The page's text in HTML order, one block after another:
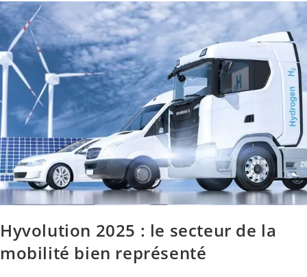
Hyvolution 2025 : le secteur de la
mobilité bien représenté